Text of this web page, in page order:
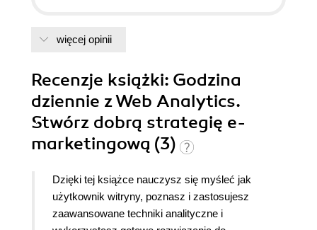
więcej opinii
Recenzje książki: Godzina
dziennie z Web Analytics.
Stwórz dobrą strategię e-
marketingową (3)
Dzięki tej książce nauczysz się myśleć jak
użytkownik witryny, poznasz i zastosujesz
zaawansowane techniki analityczne i